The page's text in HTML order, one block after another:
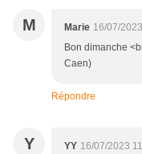
M Marie 16/07/
Bon dimanche
Caen)
Répondre
Y YY 16/07/2023